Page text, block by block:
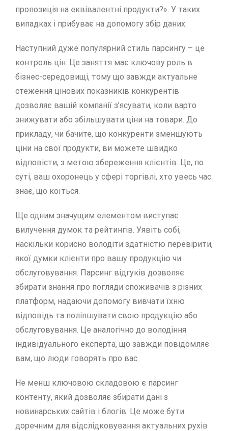
пропозиція на еквівалентні продукти?». У таких
випадках і прибуває на допомогу збір даних.
Наступний дуже популярний стиль парсингу – це
контроль цін. Це заняття має ключову роль в
бізнес-середовищі, тому що завжди актуальне
стеження цінових показників конкурентів
дозволяє вашій компанії з’ясувати, коли варто
знижувати або збільшувати ціни на товари. До
прикладу, чи бачите, що конкуренти зменшують
ціни на свої продукти, ви можете швидко
відповісти, з метою збереження клієнтів. Це, по
суті, ваш охоронець у сфері торгівлі, хто увесь час
знає, що коїться.
Ще одним значущим елементом виступає
вилучення думок та рейтингів. Уявіть собі,
наскільки корисно володіти здатністю перевірити,
якої думки клієнти про вашу продукцію чи
обслуговування. Парсинг відгуків дозволяє
збирати знання про погляди споживачів з різних
платформ, надаючи допомогу вивчати їхню
відповідь та поліпшувати свою продукцію або
обслуговування. Це аналогічно до володіння
індивідуального експерта, що завжди повідомляє
вам, що люди говорять про вас.
Не менш ключовою складовою є парсинг
контенту, який дозволяє збирати дані з
новинарських сайтів і блогів. Це може бути
доречним для відслідковування актуальних рухів